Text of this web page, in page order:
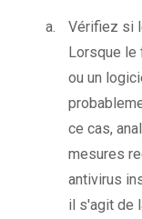
Vérifiez si
Lorsque le
ou un
ce cas,
mesures
antivirus
il s'agit de